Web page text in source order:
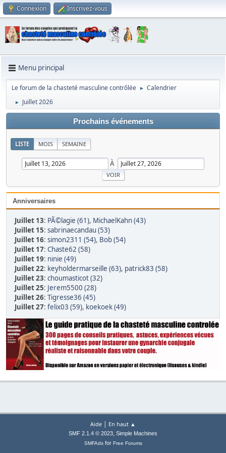
Connexion Inscrivez-vous
Menu principal
Le forum de la chasteté masculine contrôlée ► Calendrier
► Juillet 2026
Prochains événements
LISTE MOIS SEMAINE
À
Anniversaires
Juillet 13: PÃ©lagie (61), MichaelKahn (43)
Juillet 15: sabrinaecandau (53)
Juillet 16: simon2311 (54), Bob (54)
Juillet 17: Chaste62 (58)
Juillet 19: ninie (49)
Juillet 22: keyholdermarseille (63), patrick83 (58)
Juillet 23: choumasticot (32)
Juillet 25: Jerem5500 (28)
Juillet 26: Tigresse36 (45)
Juillet 27: felix03 (59), koekoek (49)
Aide | En haut ▲
SMF 2.1.4 © 2023, Simple Machines
SMFAdsfor Free Forums